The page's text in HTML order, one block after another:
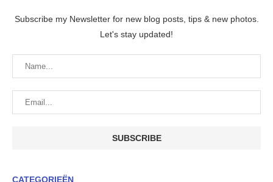
Subscribe my Newsletter for new blog posts, tips & new photos.
Let's stay updated!
CATEGORIEËN